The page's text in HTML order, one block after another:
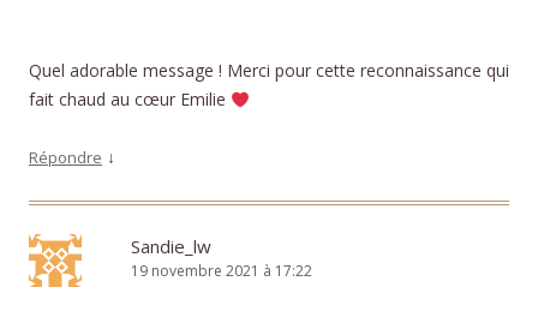
Quel adorable message ! Merci pour cette reconnaissance qui
fait chaud au cœur Emilie
Répondre ↓
Sandie_lw
19 novembre 2021 à 17:22